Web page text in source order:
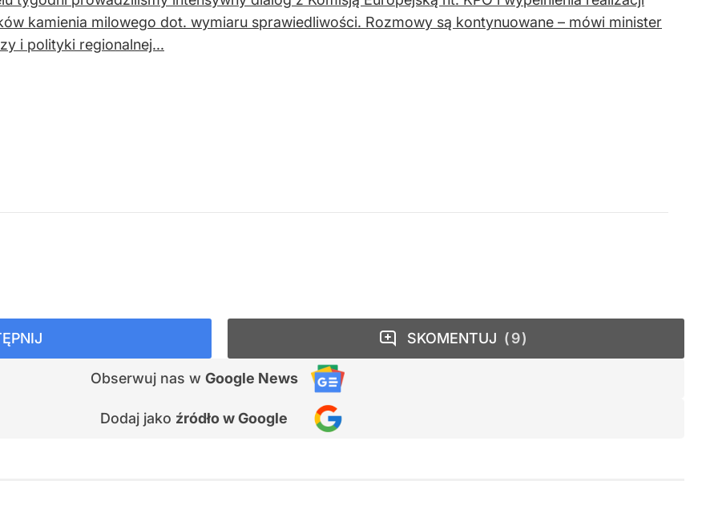
kamienia milowego dot. wymiaru sprawiedliwości. Rozmowy są kontynuowane – mówi minister
i polityki regionalnej...
Obserwuj nas w Google News
Dodaj jako źródło w Google
SKOMENTUJ 9